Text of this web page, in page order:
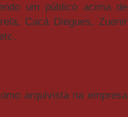
um público acima de
Cacá Diegues, Zuenir
arquivista na empresa